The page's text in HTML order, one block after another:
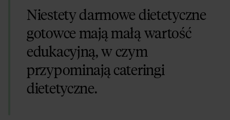
Niestety darmowe dietetyczne
gotowce mają małą wartość
edukacyjną, w czym
przypominają cateringi
dietetyczne.